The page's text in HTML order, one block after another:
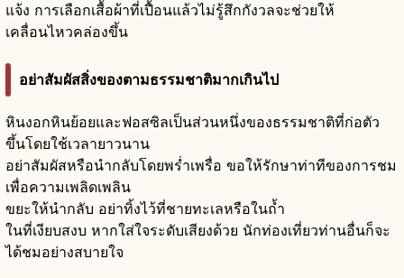
แจ้ง การเลือกเสื้อผ้าที่เปื้อนแล้วไม่รู้สึกกังวลจะช่วยให้
เคลื่อนไหวคล่องขึ้น
อย่าสัมผัสสิ่งของตามธรรมชาติมากเกินไป
หินงอกหินย้อยและฟอสซิลเป็นส่วนหนึ่งของธรรมชาติที่ก่อตัว
ขึ้นโดยใช้เวลายาวนาน
อย่าสัมผัสหรือนำกลับโดยพร่ำเพรื่อ ขอให้รักษาท่าทีของการชม
เพื่อความเพลิดเพลิน
ขยะให้นำกลับ อย่าทิ้งไว้ที่ชายทะเลหรือในถ้ำ
ในที่เงียบสงบ หากใส่ใจระดับเสียงด้วย นักท่องเที่ยวท่านอื่นก็จะ
ได้ชมอย่างสบายใจ